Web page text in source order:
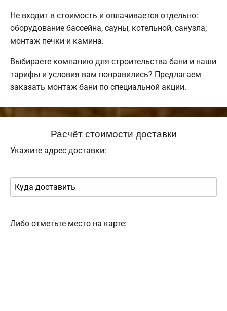
Не входит в стоимость и оплачивается отдельно:
оборудование бассейна, сауны, котельной, санузла;
монтаж печки и камина.
Выбираете компанию для строительства бани и наши
тарифы и условия вам понравились? Предлагаем
заказать монтаж бани по специальной акции.
Расчёт стоимости доставки
Укажите адрес доставки:
Либо отметьте место на карте: